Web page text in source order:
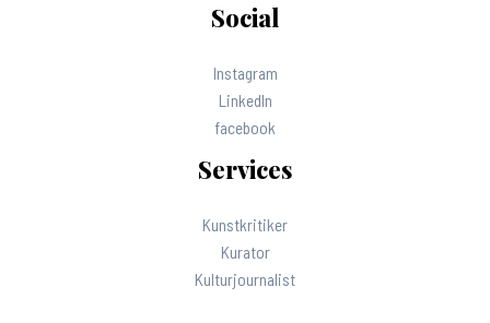
Social
Instagram
LinkedIn
facebook
Services
Kunstkritiker
Kurator
Kulturjournalist